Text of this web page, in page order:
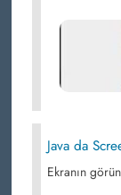
Java da
Ekranın